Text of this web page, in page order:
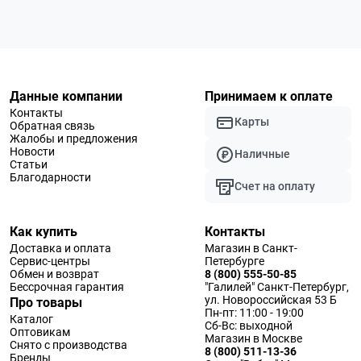
Данные компании
Контакты
Обратная связь
Жалобы и предложения
Новости
Статьи
Благодарности
Принимаем к оплате
Карты
Наличные
Счет на оплату
Как купить
Доставка и оплата
Сервис-центры
Обмен и возврат
Бессрочная гарантия
Про товары
Каталог
Оптовикам
Снято с производства
Бренды
Контакты
Магазин в Санкт-
Петербурге
8 (800) 555-50-85
"Галилей" Санкт-Петербург,
ул. Новороссийская 53 Б
Пн-пт: 11:00 - 19:00
Сб-Вс: выходной
Магазин в Москве
8 (800) 511-13-36